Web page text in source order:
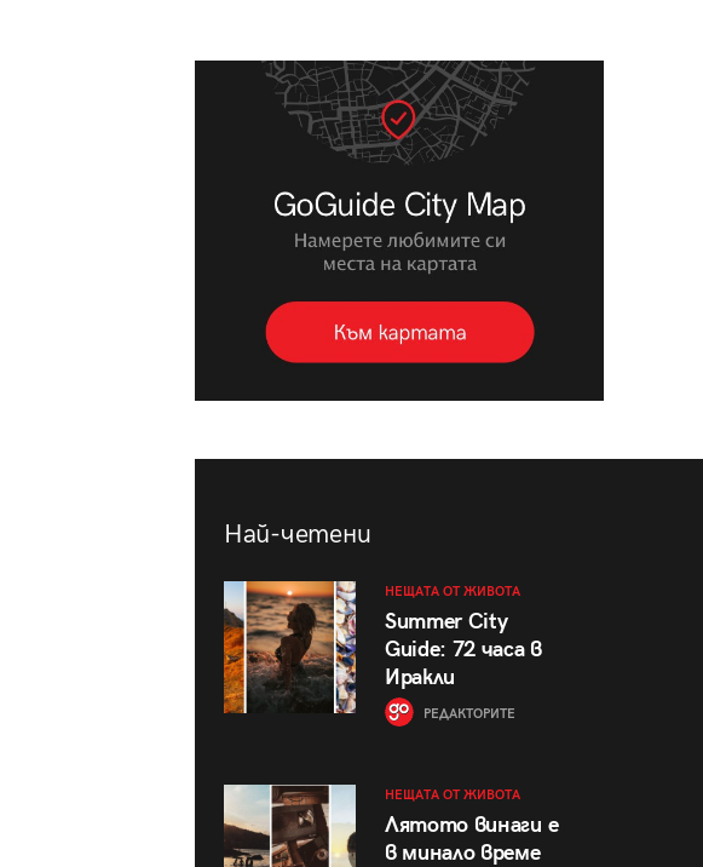
Най-четени
НЕЩАТА ОТ ЖИВОТА
Summer City
Guide: 72 часа в
Иракли
РЕДАКТОРИТЕ
НЕЩАТА ОТ ЖИВОТА
Лятото винаги е
в минало време